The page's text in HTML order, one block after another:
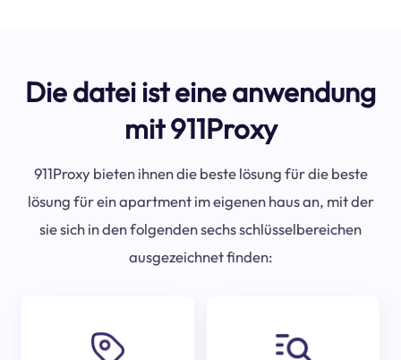
Die datei ist eine anwendung
mit 911Proxy
911Proxy bieten ihnen die beste lösung für die beste
lösung für ein apartment im eigenen haus an, mit der
sie sich in den folgenden sechs schlüsselbereichen
ausgezeichnet finden: